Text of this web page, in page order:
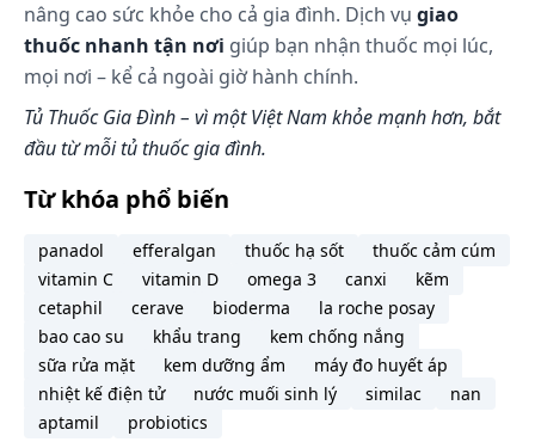
nâng cao sức khỏe cho cả gia đình. Dịch vụ giao
thuốc nhanh tận nơi giúp bạn nhận thuốc mọi lúc,
mọi nơi – kể cả ngoài giờ hành chính.
Tủ Thuốc Gia Đình – vì một Việt Nam khỏe mạnh hơn, bắt
đầu từ mỗi tủ thuốc gia đình.
Từ khóa phổ biến
panadol efferalgan thuốc hạ sốt
thuốc cảm cúm
vitamin C
vitamin D omega 3 canxi
kẽm
cetaphil
cerave bioderma
la roche posay
bao cao su
khẩu trang
kem chống nắng
sữa rửa mặt
kem dưỡng ẩm
máy đo huyết áp
nhiệt kế điện tử
nước muối sinh lý similac
nan
aptamil
probiotics